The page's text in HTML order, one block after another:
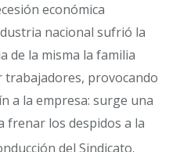
económica
nacional sufrió la
de la misma la familia
trabajadores, provocando
a la empresa: surge una
frenar los despidos a la
del Sindicato.